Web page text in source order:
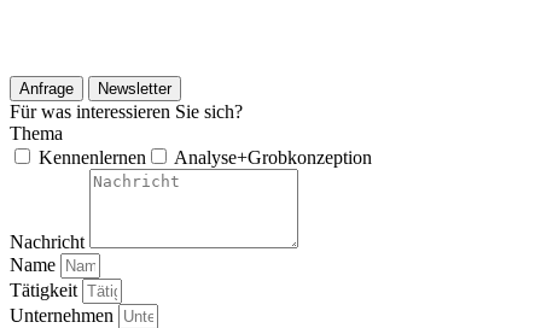
Anfrage Newsletter
Für was interessieren Sie sich?
Thema
Kennenlernen
Analyse+Grobkonzeption
Nachricht
Name
Tätigkeit
Unternehmen